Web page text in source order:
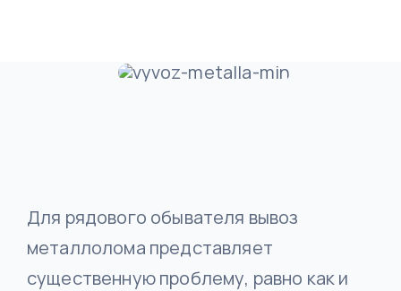
Оценка
Утилизация автомобилей
О компании
Для рядового обывателя вывоз
металлолома представляет
существенную проблему, равно как и